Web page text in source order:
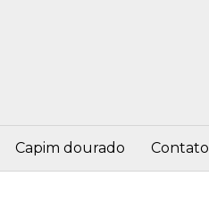
Capim dourado Contato